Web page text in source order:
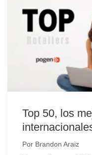
Top 50, los
Por Brandon Araiz